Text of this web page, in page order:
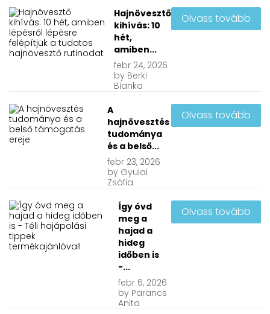
Hajnövesztő
kihívás: 10
hét,
amiben...
febr 24, 2026
by Berki
Bianka
Olvass tovább
A
hajnövesztés
tudománya
és a belső...
febr 23, 2026
by Gyulai
Zsófia
Olvass tovább
Így óvd
meg a
hajad a
hideg
időben is
-...
febr 6, 2026
by Parancs
Anita
Olvass tovább